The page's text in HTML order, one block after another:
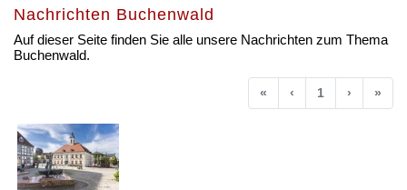
Nachrichten Buchenwald
Auf dieser Seite finden Sie alle unsere Nachrichten zum Thema
Buchenwald.
« Anfang
‹ Vorherige
1 › Nächste
»